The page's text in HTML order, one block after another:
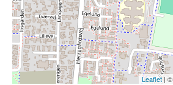
Leaflet| ©